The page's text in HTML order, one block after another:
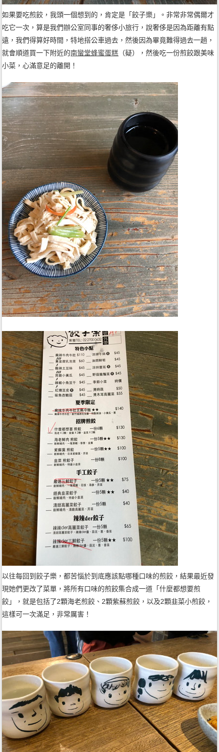
如果要吃煎餃，我頭一個想到的，肯定是「餃子樂」。非常非常偶爾才
吃它一次，算是我們辦公室同事的奢侈小旅行，說奢侈是因為距離有點
遠，我們得算好時間，特地搭公車過去，然後因為畢竟難得過去一趟，
就會順道買一下附近的南蠻堂蜂蜜蛋糕 （疑），然後吃一份煎餃跟美味
小菜，心滿意足的離開！
以往每回到餃子樂，都苦惱於到底應該點哪種口味的煎餃，結果最近發
現她們更改了菜單，將所有口味的煎餃集合成一道「什麼都想要煎
餃」，就是包括了2顆海老煎餃、2顆紫蘇煎餃，以及2顆韭菜小煎餃，
這樣可一次滿足，非常厲害！